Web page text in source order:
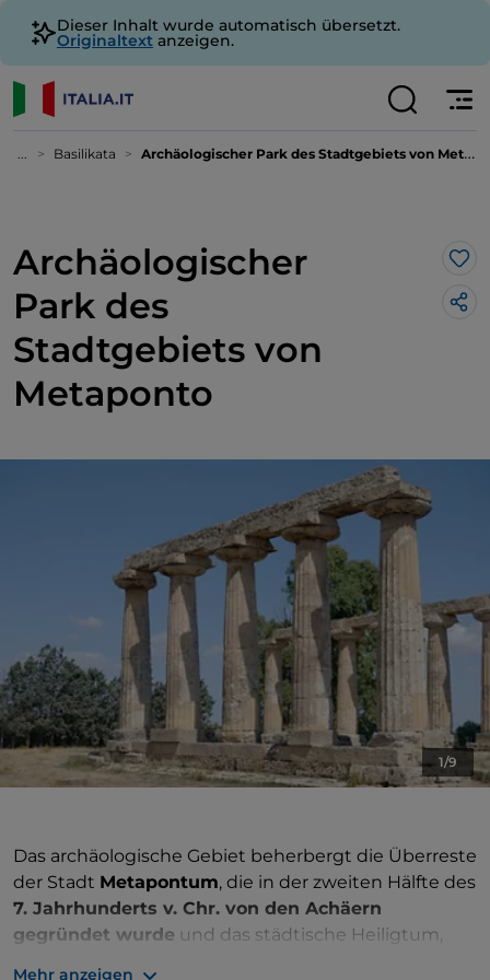
Dieser Inhalt wurde automatisch übersetzt.
Originaltext anzeigen.
... Basilikata Archäologischer Park des Stadtgebiets von Metaponto
Archäologischer
Park des
Stadtgebiets von
Metaponto
1/9
Das archäologische Gebiet beherbergt die Überreste
der Stadt Metapontum, die in der zweiten Hälfte des
7. Jahrhunderts v. Chr. von den Achäern
gegründet wurde und das städtische Heiligtum,
Mehr anzeigen